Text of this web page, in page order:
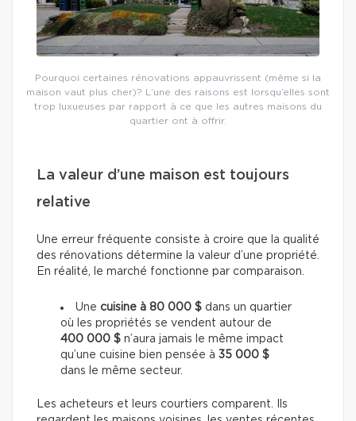
Pourquoi certaines rénovations appauvrissent (même si la
maison vaut plus cher)? L’une des raisons est lorsqu’elles sont
trop luxueuses par rapport à ce que les autres maisons du
quartier ont à offrir.
La valeur d’une maison est toujours
relative
Une erreur fréquente consiste à croire que la qualité
des rénovations détermine la valeur d’une propriété.
En réalité, le marché fonctionne par comparaison.
Une cuisine à 80 000 $ dans un quartier
où les propriétés se vendent autour de
400 000 $ n’aura jamais le même impact
qu’une cuisine bien pensée à 35 000 $
dans le même secteur.
Les acheteurs et leurs courtiers comparent. Ils